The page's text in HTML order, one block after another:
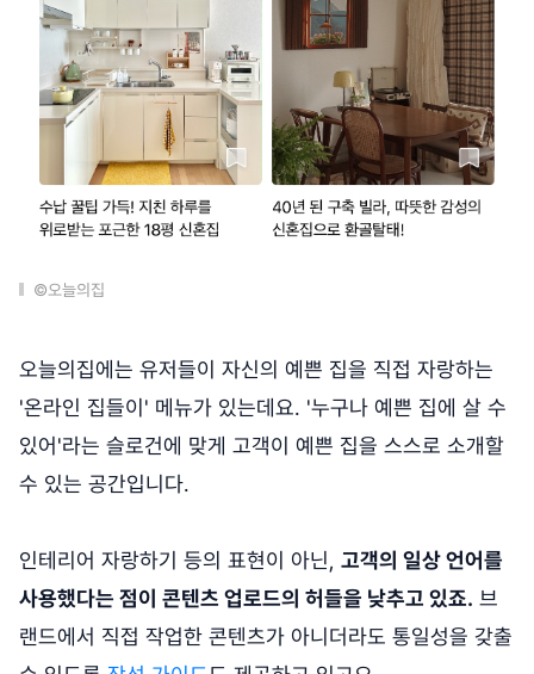
©오늘의집
오늘의집에는 유저들이 자신의 예쁜 집을 직접 자랑하는
'온라인 집들이' 메뉴가 있는데요. '누구나 예쁜 집에 살 수
있어'라는 슬로건에 맞게 고객이 예쁜 집을 스스로 소개할
수 있는 공간입니다.
인테리어 자랑하기 등의 표현이 아닌, 고객의 일상 언어를
사용했다는 점이 콘텐츠 업로드의 허들을 낮추고 있죠. 브
랜드에서 직접 작업한 콘텐츠가 아니더라도 통일성을 갖출